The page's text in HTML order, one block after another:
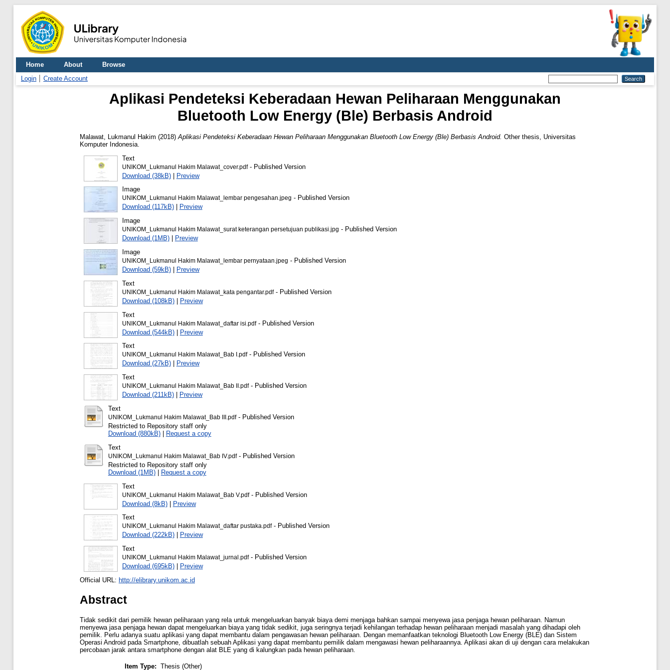
Home About
Browse
Login
Create Account
Aplikasi Pendeteksi Keberadaan Hewan Peliharaan Menggunakan
Bluetooth Low Energy (Ble) Berbasis Android
Malawat, Lukmanul Hakim (2018) Aplikasi Pendeteksi Keberadaan Hewan Peliharaan Menggunakan Bluetooth Low Energy (Ble) Berbasis Android. Other thesis, Universitas
Komputer Indonesia.
Text
UNIKOM_Lukmanul Hakim Malawat_cover.pdf- Published Version
Download (38kB)| Preview
Image
UNIKOM_Lukmanul Hakim Malawat_lembar pengesahan.jpeg - Published Version
Download (117kB)|
Preview
Image
UNIKOM_Lukmanul Hakim Malawat_surat keterangan persetujuan publikasi.jpg - Published Version
Download (1MB)|
Preview
Image
UNIKOM_Lukmanul Hakim Malawat_lembar pernyataan.jpeg - Published Version
Download (59kB)|
Preview
Text
UNIKOM_Lukmanul Hakim Malawat_kata pengantar.pdf- Published Version
Download (108kB)|
Preview
Text
UNIKOM_Lukmanul Hakim Malawat_daftar isi.pdf- Published Version
Download (544kB)| Preview
Text
UNIKOM_Lukmanul Hakim Malawat_Bab I.pdf- Published Version
Download (27kB)|
Preview
Text
UNIKOM_Lukmanul Hakim Malawat_Bab II.pdf- Published Version
Download (211kB)|
Preview
Text
UNIKOM_Lukmanul Hakim Malawat_Bab III.pdf- Published Version
Restricted to Repository staff only
Download (880kB)|
Request a copy
Text
UNIKOM_Lukmanul Hakim Malawat_Bab IV.pdf- Published Version
Restricted to Repository staff only
Download (1MB)|
Request a copy
Text
UNIKOM_Lukmanul Hakim Malawat_Bab V.pdf- Published Version
Download (8kB)| Preview
Text
UNIKOM_Lukmanul Hakim Malawat_daftar pustaka.pdf- Published Version
Download (222kB)|
Preview
Text
UNIKOM_Lukmanul Hakim Malawat_jurnal.pdf- Published Version
Download (695kB)|
Preview
Official URL: http://elibrary.unikom.ac.id
Abstract
Tidak sedikit dari pemilik hewan peliharaan yang rela untuk mengeluarkan banyak biaya demi menjaga bahkan sampai menyewa jasa penjaga hewan peliharaan. Namun
menyewa jasa penjaga hewan dapat mengeluarkan biaya yang tidak sedikit, juga seringnya terjadi kehilangan terhadap hewan peliharaan menjadi masalah yang dihadapi oleh
pemilik. Perlu adanya suatu aplikasi yang dapat membantu dalam pengawasan hewan peliharaan. Dengan memanfaatkan teknologi Bluetooth Low Energy (BLE) dan Sistem
Operasi Android pada Smartphone, dibuatlah sebuah Aplikasi yang dapat membantu pemilik dalam mengawasi hewan peliharaannya. Aplikasi akan di uji dengan cara melakukan
percobaan jarak antara smartphone dengan alat BLE yang di kalungkan pada hewan peliharaan.
Item Type: Thesis (Other)